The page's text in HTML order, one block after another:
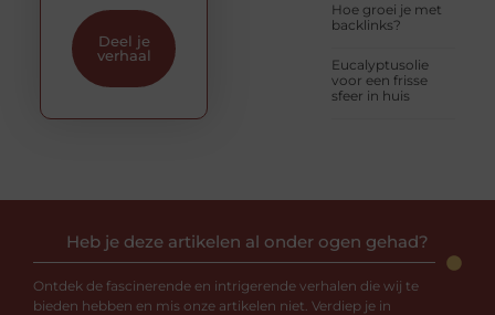
Hoe groei je met
backlinks?
Eucalyptusolie
voor een frisse
sfeer in huis
Deel je
verhaal
Heb je deze artikelen al onder ogen gehad?
Ontdek de fascinerende en intrigerende verhalen die wij te
bieden hebben en mis onze artikelen niet. Verdiep je in